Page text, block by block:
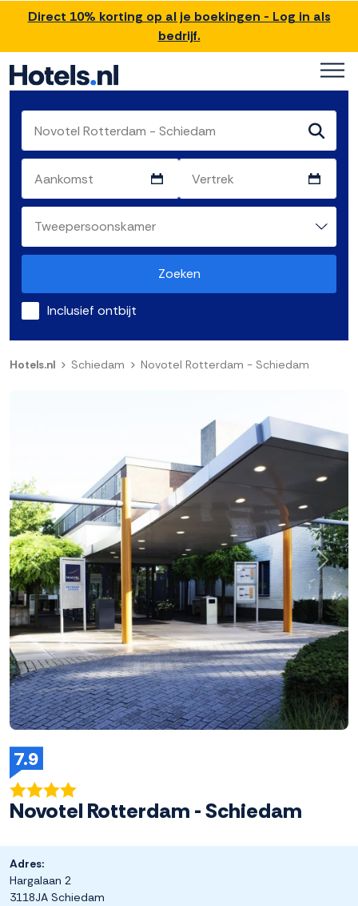
Direct 10% korting op al je boekingen - Log in als
bedrijf.
Zoeken
Inclusief ontbijt
Hotels.nl Schiedam Novotel Rotterdam - Schiedam
7.9
Novotel Rotterdam - Schiedam
Adres:
Hargalaan 2
3118JA Schiedam